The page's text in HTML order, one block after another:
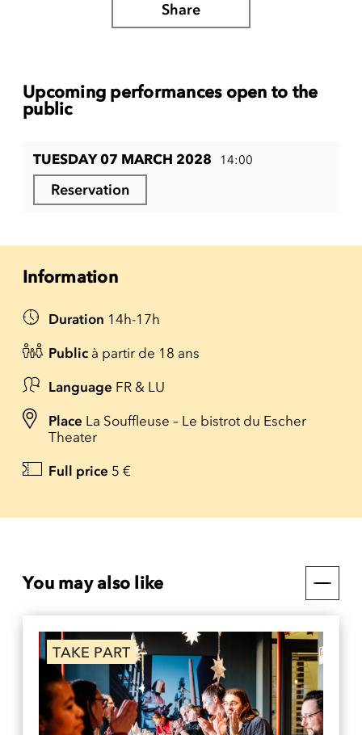
Share
Upcoming performances open to the
public
TUESDAY 07 MARCH 2028 14:00
Reservation
Information
Duration 14h-17h
Public à partir de 18 ans
Language FR & LU
Place La Souffleuse – Le bistrot du Escher
Theater
Full price 5 €
You may also like
TAKE PART